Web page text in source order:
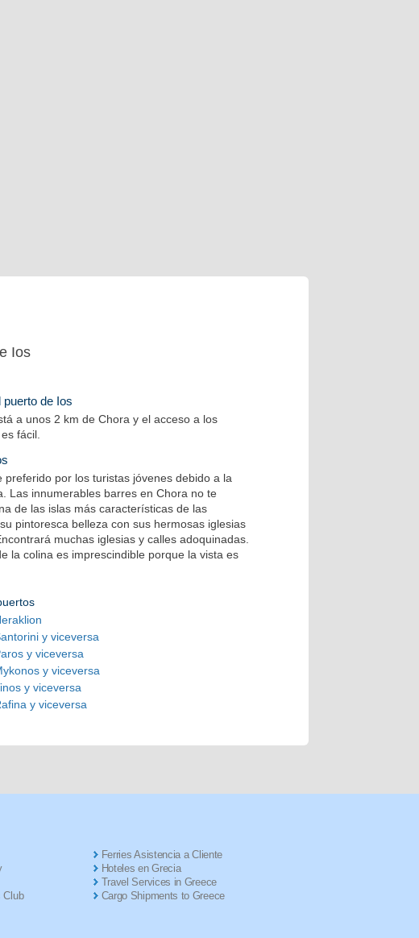
Ios
de Ios
a unos 2 km de Chora y el acceso a los
fácil.
preferido por los turistas jóvenes debido a la
Las innumerables barres en Chora no te
de las islas más características de las
pintoresca belleza con sus hermosas iglesias
muchas iglesias y calles adoquinadas.
la colina es imprescindible porque la vista es
y viceversa
y viceversa
y viceversa
y viceversa
y viceversa
Club
Ferries Asistencia a Cliente
Hoteles en Grecia
Travel Services in Greece
Cargo Shipments to Greece